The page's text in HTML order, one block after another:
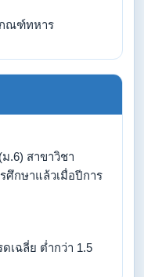
กณฑ์ทหาร
.6) สาขาวิชา
ศึกษาแล้วเมื่อปีการ
เฉลี่ย ต่ำกว่า 1.5